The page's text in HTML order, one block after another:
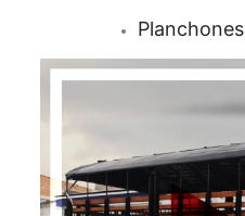
Planchones